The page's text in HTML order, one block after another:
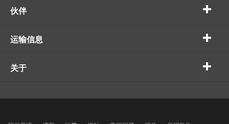
伙伴
运输信息
关于